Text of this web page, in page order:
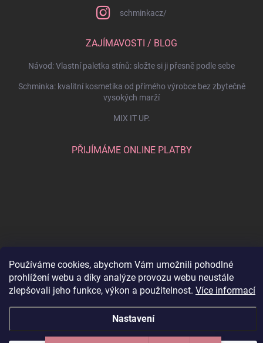
Používáme cookies, abychom Vám umožnili pohodlné
prohlížení webu a díky analýze provozu webu neustále
zlepšovali jeho funkce, výkon a použitelnost. Více informací
Nastavení
schminkacz/
ZAJÍMAVOSTI / BLOG
Návod: Vlastní paletka stínů: složte si ji přesně podle sebe
Schminka: kvalitní kosmetika od přímého výrobce bez zbytečně
vysokých marží
MIX IT UP.
PŘIJÍMÁME ONLINE PLATBY
Vytvořil Shoptet
Copyright 2026 SCHMINKA . Všechna práva vyhrazena.
Upravit nastavení
cookies